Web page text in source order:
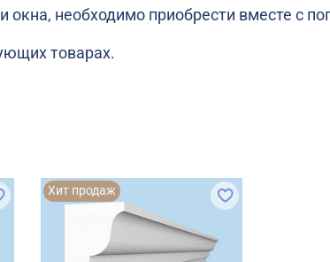
окна, необходимо приобрести вместе с
товарах.
Хит продаж